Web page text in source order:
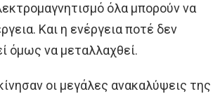
όλα μπορούν να
Και η ενέργεια ποτέ δεν
όμως να μεταλλαχθεί.
οι μεγάλες ανακαλύψεις της